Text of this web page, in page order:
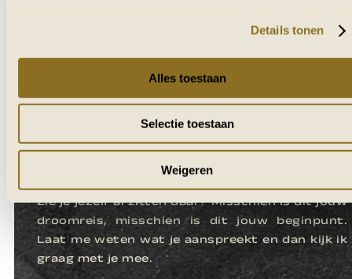
Details tonen
Alles toestaan
Selectie toestaan
Weigeren
VERZENDEN
LATEN WE
KENNISMAKEN
Zie je jezelf al zitten daar? Misschien is dit jouw
droomreis, misschien is dit jouw beginpunt.
Laat me weten wat je aanspreekt en dan kijk ik
graag met je mee.